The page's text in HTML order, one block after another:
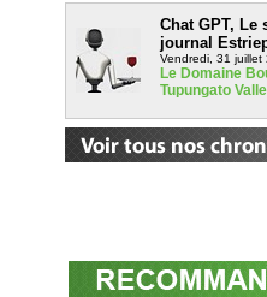
Chat GPT, Le
journal
Vendredi, 31 juillet
Le Domaine
Tupungato